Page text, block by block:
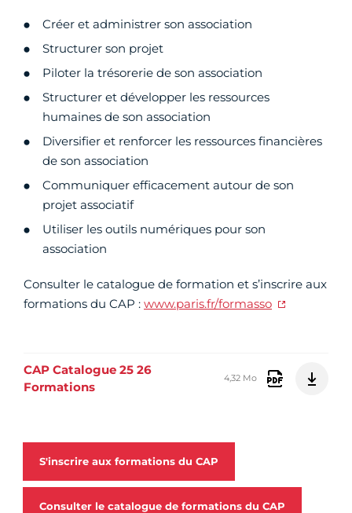
Créer et administrer son association
Structurer son projet
Piloter la trésorerie de son association
Structurer et développer les ressources
humaines de son association
Diversifier et renforcer les ressources financières
de son association
Communiquer efficacement autour de son
projet associatif
Utiliser les outils numériques pour son
association
Consulter le catalogue de formation et s’inscrire aux
formations du CAP : www.paris.fr/formasso
CAP Catalogue 25 26
Formations
4,32 Mo
S'inscrire aux formations du CAP
Consulter le catalogue de formations du CAP